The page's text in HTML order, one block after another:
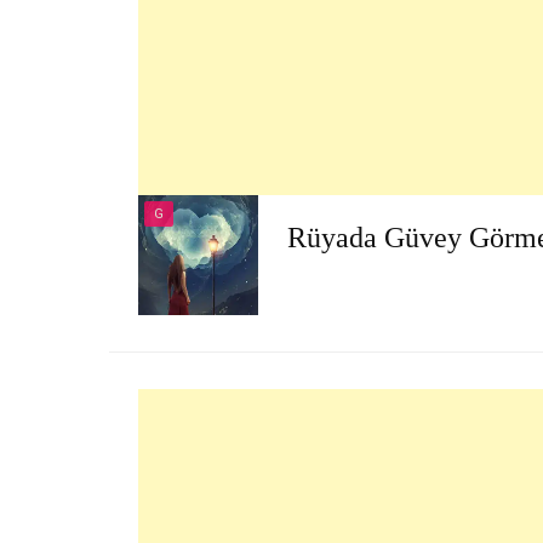
G
Rüyada Güvey